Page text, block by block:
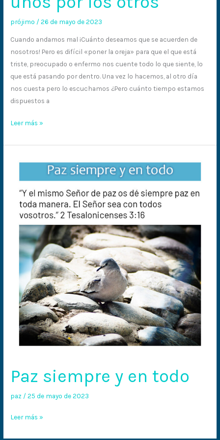
prójimo /26 de mayo de 2023
Cuando andamos mal ¡Cuánto deseamos que se acuerden de
nosotros! Pero es difícil «poner la oreja» para que el que está
triste, preocupado o enfermo nos cuente todo lo que siente, lo
que está pasando por dentro. Una vez lo hacemos, al otro día
nos cuesta pero lo escuchamos ¿Pero cuánto tiempo estamos
dispuestos a
Leer más »
Paz siempre y en todo
paz /25 de mayo de 2023
Paz
todo
Leer más »